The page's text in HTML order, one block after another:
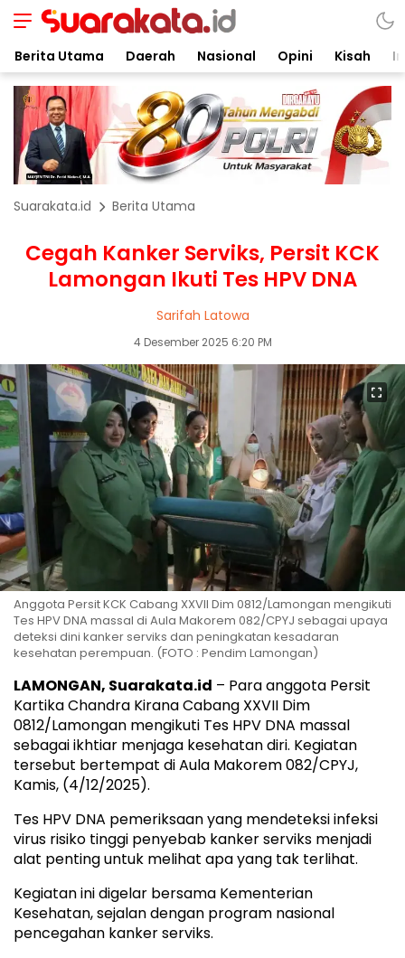
Berita Utama Daerah Nasional Opini Kisah
Suarakata.id Berita Utama
Cegah Kanker Serviks, Persit KCK
Lamongan Ikuti Tes HPV DNA
Sarifah Latowa
4 Desember 2025 6:20 PM
Anggota Persit KCK Cabang XXVII Dim 0812/Lamongan mengikuti
Tes HPV DNA massal di Aula Makorem 082/CPYJ sebagai upaya
deteksi dini kanker serviks dan peningkatan kesadaran
kesehatan perempuan. (FOTO : Pendim Lamongan)
LAMONGAN, Suarakata.id – Para anggota Persit
Kartika Chandra Kirana Cabang XXVII Dim
0812/Lamongan mengikuti Tes HPV DNA massal
sebagai ikhtiar menjaga kesehatan diri. Kegiatan
tersebut bertempat di Aula Makorem 082/CPYJ,
Kamis, (4/12/2025).
Tes HPV DNA pemeriksaan yang mendeteksi infeksi
virus risiko tinggi penyebab kanker serviks menjadi
alat penting untuk melihat apa yang tak terlihat.
Kegiatan ini digelar bersama Kementerian
Kesehatan, sejalan dengan program nasional
pencegahan kanker serviks.